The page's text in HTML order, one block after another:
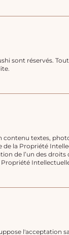
sont réservés.
contenu textes,
la Propriété
de l’un des
l'acceptation